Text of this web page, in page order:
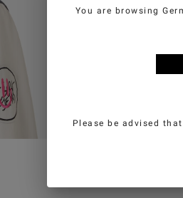
You are browsing
Please be advised